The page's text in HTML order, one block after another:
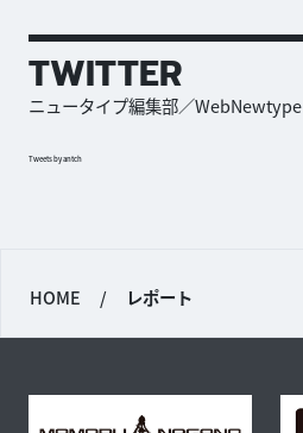
TWITTER
ニュータイプ編集部／WebNewtype
Tweets by antch
HOME / レポート